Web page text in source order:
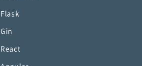
Flask
Gin
React